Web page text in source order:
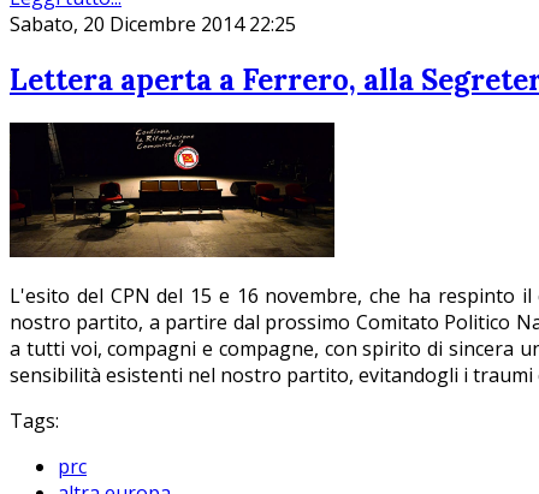
Sabato, 20 Dicembre 2014 22:25
Lettera aperta a Ferrero, alla
L'esito del CPN del 15 e 16 novembre, che ha respinto
nostro partito, a partire dal prossimo Comitato Politico
a tutti voi, compagni e compagne, con spirito di sincera
sensibilità esistenti nel nostro partito, evitandogli i
Tags:
prc